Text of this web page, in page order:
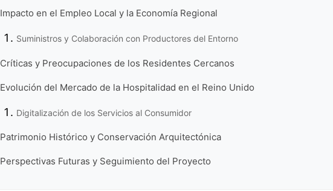
Impacto en el Empleo Local y la Economía Regional
Suministros y Colaboración con Productores del Entorno
Críticas y Preocupaciones de los Residentes Cercanos
Evolución del Mercado de la Hospitalidad en el Reino Unido
Digitalización de los Servicios al Consumidor
Patrimonio Histórico y Conservación Arquitectónica
Perspectivas Futuras y Seguimiento del Proyecto